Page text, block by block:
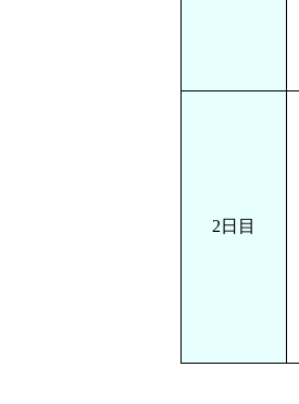
2日目